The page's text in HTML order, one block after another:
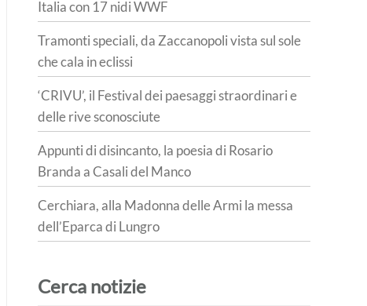
Italia con 17 nidi WWF
Tramonti speciali, da Zaccanopoli vista sul sole
che cala in eclissi
‘CRIVU’, il Festival dei paesaggi straordinari e
delle rive sconosciute
Appunti di disincanto, la poesia di Rosario
Branda a Casali del Manco
Cerchiara, alla Madonna delle Armi la messa
dell’Eparca di Lungro
Cerca notizie